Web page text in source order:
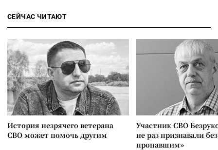
СЕЙЧАС ЧИТАЮТ
История незрячего ветерана
СВО может помочь другим
Участник СВО
не раз признавали
пропавшим»